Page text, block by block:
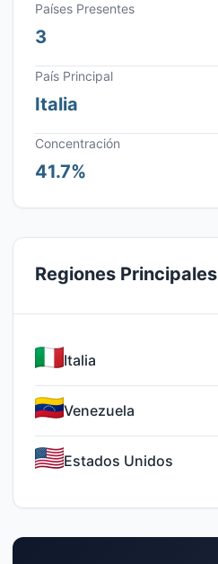
Países Presentes
3
País Principal
Italia
Concentración
41.7%
Regiones Principales
Italia
Venezuela
Estados Unidos